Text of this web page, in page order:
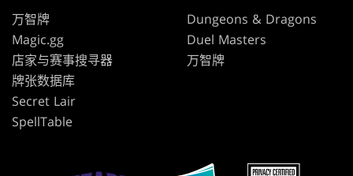
万智牌
Magic.gg
店家与赛事搜寻器
牌张数据库
Secret Lair
SpellTable
Dungeons & Dragons
Duel Masters
万智牌